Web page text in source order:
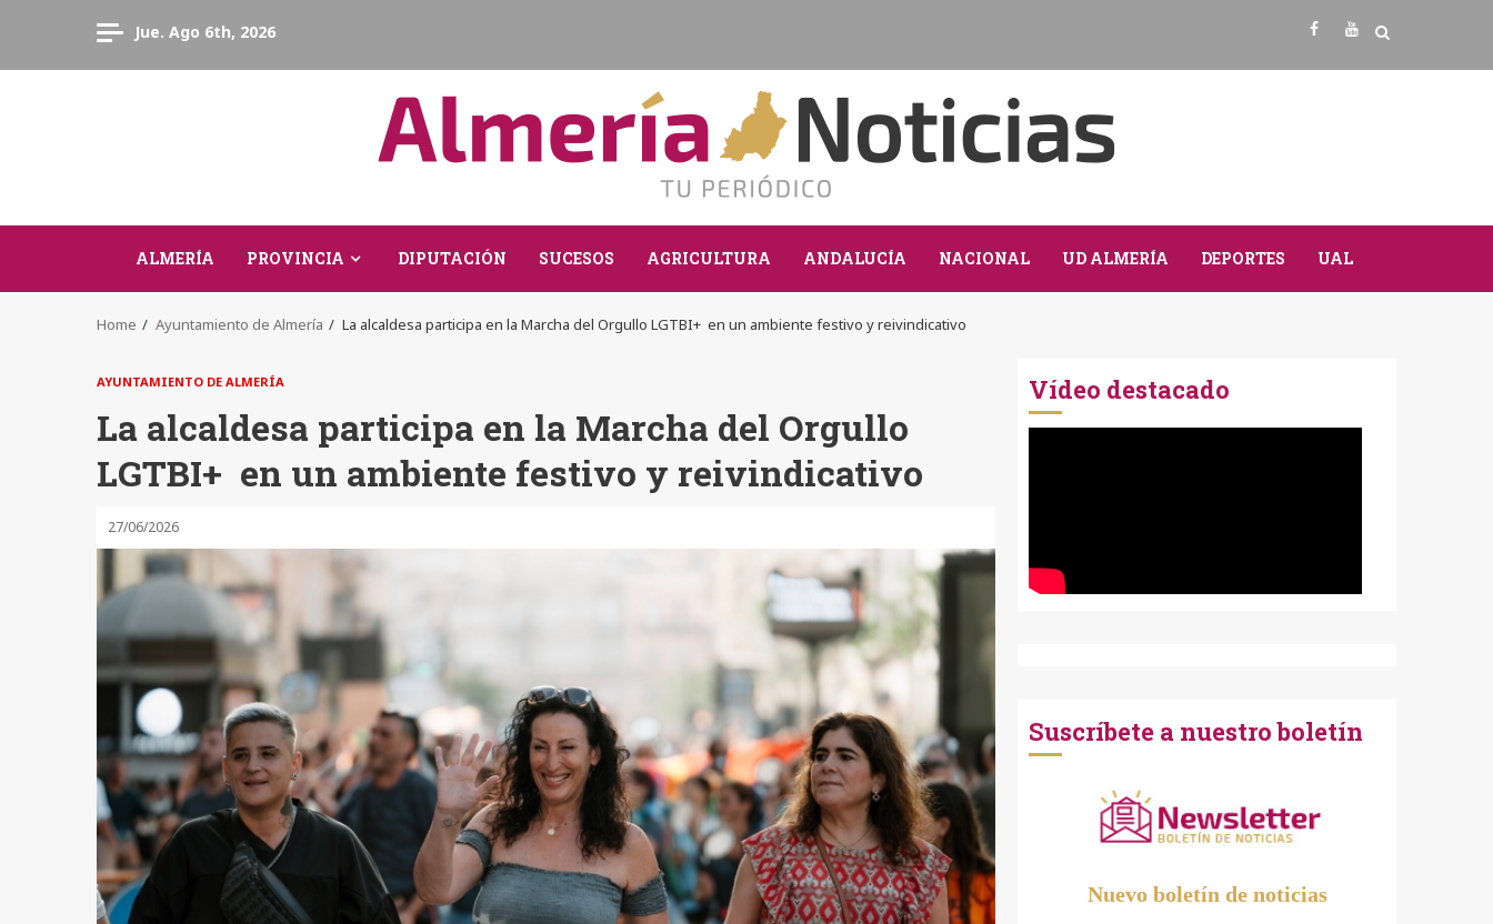
Jue. Ago 6th, 2026 Facebook
Youtube
ALMERÍA PROVINCIA DIPUTACIÓN SUCESOS AGRICULTURA ANDALUCÍA NACIONAL UD ALMERÍA DEPORTES UAL
Home Ayuntamiento de Almería La alcaldesa participa en la Marcha del Orgullo LGTBI+ en un ambiente festivo y reivindicativo
AYUNTAMIENTO DE ALMERÍA
La alcaldesa participa en la Marcha del Orgullo
LGTBI+ en un ambiente festivo y reivindicativo
27/06/2026
Vídeo destacado
Suscríbete a nuestro boletín
Nuevo boletín de noticias